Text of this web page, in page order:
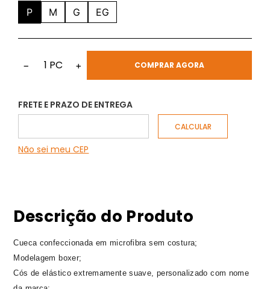
P M G EG
− 1 PC + COMPRAR AGORA
FRETE E PRAZO DE ENTREGA
Não sei meu CEP
Descrição do Produto
Cueca confeccionada em microfibra sem costura;
Modelagem boxer;
Cós de elástico extremamente suave, personalizado com nome